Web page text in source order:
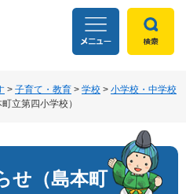
> 子育て・教育 > 学校 > 小学校・中学校
立第四小学校）
せ（島本町